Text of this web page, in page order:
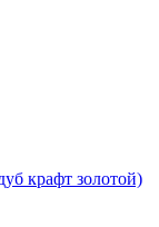
крафт золотой)